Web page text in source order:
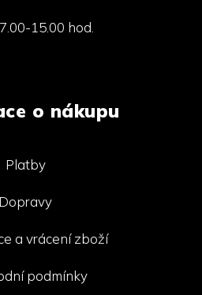
15.00 hod.
o nákupu
Platby
Dopravy
a vrácení zboží
podmínky